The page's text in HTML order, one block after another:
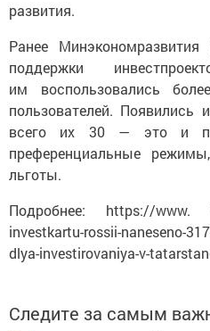
развития.
Ранее
поддержки
им воспользовались
пользователей.
всего их 30 — это и
преференциальные
льготы.
Подробнее: https://www.
investkartu-rossii-naneseno-
dlya-investirovaniya-v-
Следите за самым